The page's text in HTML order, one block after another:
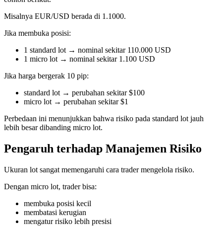
Misalnya EUR/USD berada di 1.1000.
Jika membuka posisi:
1 standard lot → nominal sekitar 110.000 USD
1 micro lot → nominal sekitar 1.100 USD
Jika harga bergerak 10 pip:
standard lot → perubahan sekitar $100
micro lot → perubahan sekitar $1
Perbedaan ini menunjukkan bahwa risiko pada standard lot jauh
lebih besar dibanding micro lot.
Pengaruh terhadap Manajemen Risiko
Ukuran lot sangat memengaruhi cara trader mengelola risiko.
Dengan micro lot, trader bisa:
membuka posisi kecil
membatasi kerugian
mengatur risiko lebih presisi